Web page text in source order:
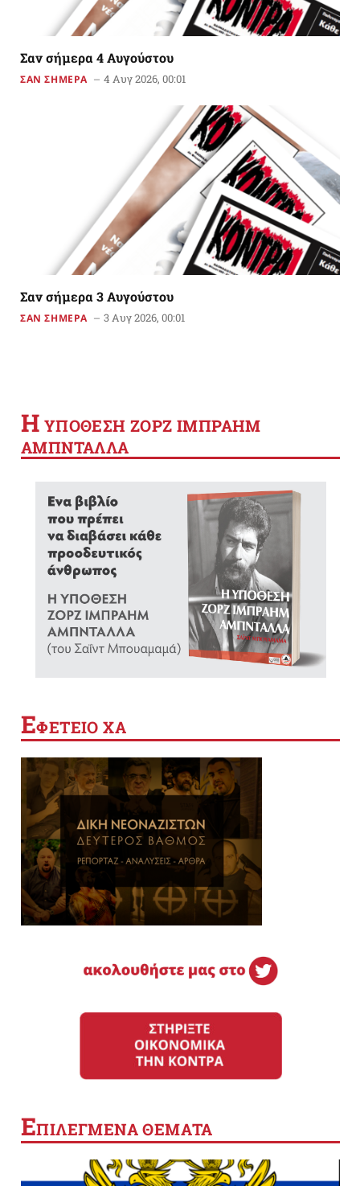
Σαν σήμερα 4 Αυγούστου
ΣΑΝ ΣΗΜΕΡΑ 4 Αυγ 2026, 00:01
Σαν σήμερα 3 Αυγούστου
ΣΑΝ ΣΗΜΕΡΑ 3 Αυγ 2026, 00:01
Η YΠΟΘΕΣΗ ΖΟΡΖ ΙΜΠΡΑΗΜ
ΑΜΠΝΤΑΛΛΑ
ΕΦΕΤΕΙΟ ΧΑ
ΕΠΙΛΕΓΜΕΝΑ ΘΕΜΑΤΑ